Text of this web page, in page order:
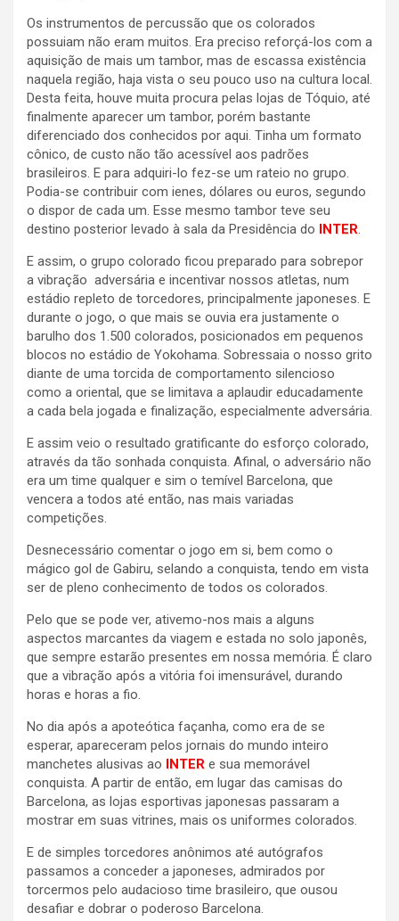
Os instrumentos de percussão que os colorados
possuiam não eram muitos. Era preciso reforçá-los com a
aquisição de mais um tambor, mas de escassa existência
naquela região, haja vista o seu pouco uso na cultura local.
Desta feita, houve muita procura pelas lojas de Tóquio, até
finalmente aparecer um tambor, porém bastante
diferenciado dos conhecidos por aqui. Tinha um formato
cônico, de custo não tão acessível aos padrões
brasileiros. E para adquiri-lo fez-se um rateio no grupo.
Podia-se contribuir com ienes, dólares ou euros, segundo
o dispor de cada um. Esse mesmo tambor teve seu
destino posterior levado à sala da Presidência do INTER
E assim, o grupo colorado ficou preparado para sobrepor
a vibração adversária e incentivar nossos atletas, num
estádio repleto de torcedores, principalmente japoneses. E
durante o jogo, o que mais se ouvia era justamente o
barulho dos 1.500 colorados, posicionados em pequenos
blocos no estádio de Yokohama. Sobressaia o nosso grito
diante de uma torcida de comportamento silencioso
como a oriental, que se limitava a aplaudir educadamente
a cada bela jogada e finalização, especialmente adversária.
E assim veio o resultado gratificante do esforço colorado,
através da tão sonhada conquista. Afinal, o adversário não
era um time qualquer e sim o temível Barcelona, que
vencera a todos até então, nas mais variadas
competições.
Desnecessário comentar o jogo em si, bem como o
mágico gol de Gabiru, selando a conquista, tendo em vista
ser de pleno conhecimento de todos os colorados.
Pelo que se pode ver, ativemo-nos mais a alguns
aspectos marcantes da viagem e estada no solo japonês,
que sempre estarão presentes em nossa memória. É claro
que a vibração após a vitória foi imensurável, durando
horas e horas a fio.
No dia após a apoteótica façanha, como era de se
esperar, apareceram pelos jornais do mundo inteiro
manchetes alusivas ao INTER e sua memorável
conquista. A partir de então, em lugar das camisas do
Barcelona, as lojas esportivas japonesas passaram a
mostrar em suas vitrines, mais os uniformes colorados.
E de simples torcedores anônimos até autógrafos
passamos a conceder a japoneses, admirados por
torcermos pelo audacioso time brasileiro, que ousou
desafiar e dobrar o poderoso Barcelona.